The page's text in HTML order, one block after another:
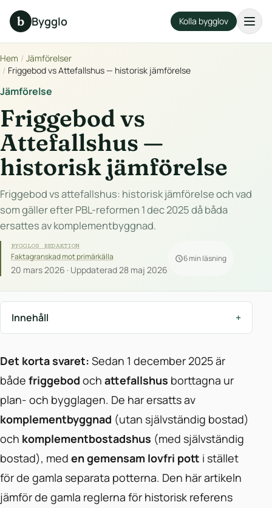
b Bygglo Kolla bygglov
Hem / Jämförelser
/ Friggebod vs Attefallshus — historisk jämförelse
Jämförelse
Friggebod vs
Attefallshus —
historisk jämförelse
Friggebod vs attefallshus: historisk jämförelse och vad
som gäller efter PBL-reformen 1 dec 2025 då båda
ersattes av komplementbyggnad.
BYGGLOS REDAKTION
Faktagranskad mot primärkälla
20 mars 2026 · Uppdaterad 28 maj 2026
6 min läsning
Innehåll
Det korta svaret: Sedan 1 december 2025 är
både friggebod och attefallshus borttagna ur
plan- och bygglagen. De har ersatts av
komplementbyggnad (utan självständig bostad)
och komplementbostadshus (med självständig
bostad), med en gemensam lovfri pott i stället
för de gamla separata potterna. Den här artikeln
jämför de gamla reglerna för historisk referens